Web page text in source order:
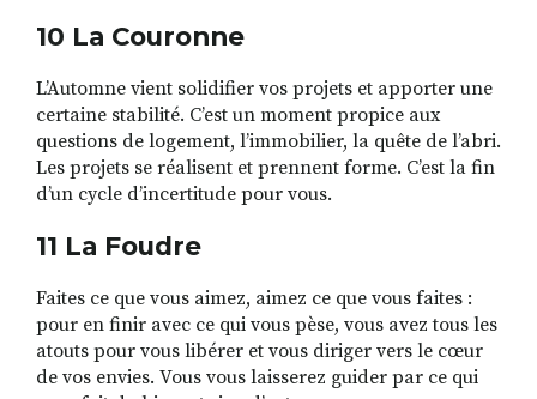
10 La Couronne
L’Automne vient solidifier vos projets et apporter une
certaine stabilité. C’est un moment propice aux
questions de logement, l’immobilier, la quête de l’abri.
Les projets se réalisent et prennent forme. C’est la fin
d’un cycle d’incertitude pour vous.
11 La Foudre
Faites ce que vous aimez, aimez ce que vous faites :
pour en finir avec ce qui vous pèse, vous avez tous les
atouts pour vous libérer et vous diriger vers le cœur
de vos envies. Vous vous laisserez guider par ce qui